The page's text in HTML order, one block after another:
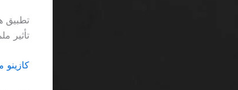
تأثير
كازينو